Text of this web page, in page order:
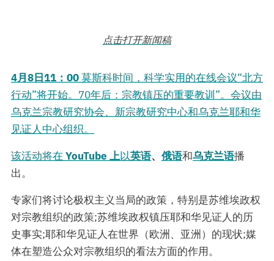
点击打开新闻稿
4月8日11：00莫斯科时间，科学实用的在线会议“北方
行动”将开始。70年后：宗教镇压的重要教训”。会议由
乌克兰宗教研究协会、新宗教研究中心和乌克兰耶和华
见证人中心组织。
该活动将在 YouTube 上以英语、 俄语和乌克兰语播
出。
专家们将讨论极权主义当局的政策，特别是苏维埃政权
对宗教组织的政策;苏维埃政权镇压耶和华见证人的历
史事实;耶和华见证人在世界（欧洲、亚洲）的现状;媒
体在塑造公众对宗教组织的看法方面的作用。